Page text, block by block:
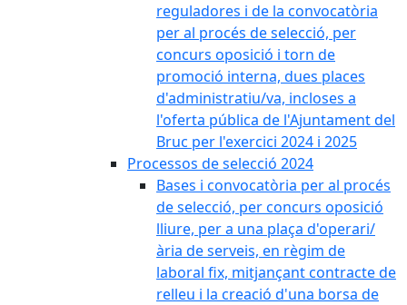
reguladores i de la convocatòria
per al procés de selecció, per
concurs oposició i torn de
promoció interna, dues places
d'administratiu/va, incloses a
l'oferta pública de l'Ajuntament del
Bruc per l'exercici 2024 i 2025
Processos de selecció 2024
Bases i convocatòria per al procés
de selecció, per concurs oposició
lliure, per a una plaça d'operari/
ària de serveis, en règim de
laboral fix, mitjançant contracte de
relleu i la creació d'una borsa de